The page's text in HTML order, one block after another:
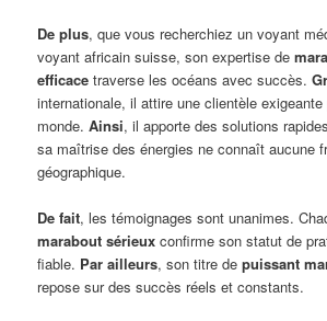
De plus, que vous recherchiez un voyant
voyant africain suisse, son expertise de
efficace traverse les océans avec succès.
internationale, il attire une clientèle
monde.Ainsi, il apporte des solutions
sa maîtrise des énergies ne connaît aucune
géographique.
De fait, les témoignages sont unanimes.
marabout sérieux confirme son statut de
fiable. Par ailleurs, son titre depuissant
repose sur des succès réels et constants.